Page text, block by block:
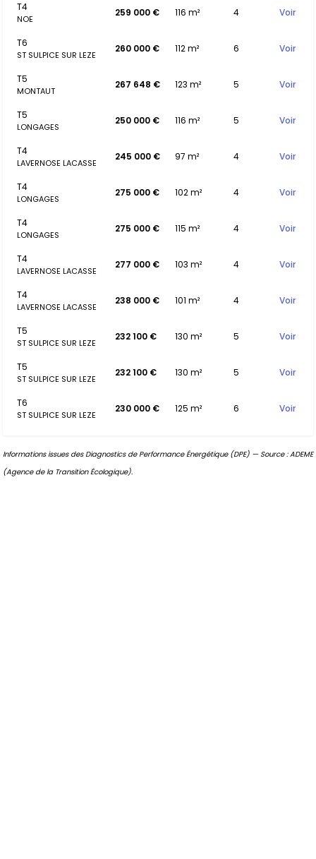
T4
NOE
259 000 € 116 m² 4 Voir
T6
ST SULPICE SUR LEZE
260 000 € 112 m² 6 Voir
T5
MONTAUT
267 648 € 123 m² 5 Voir
T5
LONGAGES
250 000 € 116 m² 5 Voir
T4
LAVERNOSE LACASSE
245 000 € 97 m² 4 Voir
T4
LONGAGES
275 000 € 102 m² 4 Voir
T4
LONGAGES
275 000 € 115 m² 4 Voir
T4
LAVERNOSE LACASSE
277 000 € 103 m² 4 Voir
T4
LAVERNOSE LACASSE
238 000 € 101 m² 4 Voir
T5
ST SULPICE SUR LEZE
232 100 € 130 m² 5 Voir
T5
ST SULPICE SUR LEZE
232 100 € 130 m² 5 Voir
T6
ST SULPICE SUR LEZE
230 000 € 125 m² 6 Voir
Informations issues des Diagnostics de Performance Énergétique (DPE) — Source : ADEME
(Agence de la Transition Écologique).